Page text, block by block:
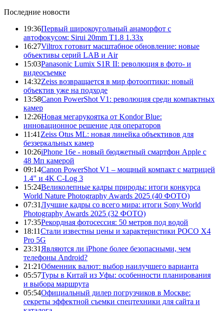
Последние новости
19:36Первый широкоугольный анаморфот с
автофокусом: Sirui 20mm T1.8 1.33x
16:27Viltrox готовит масштабное обновление: новые
объективы серий LAB и Air
15:03Panasonic Lumix S1R II: революция в фото- и
видеосъемке
14:32Zeiss возвращается в мир фотооптики: новый
объектив уже на подходе
13:58Canon PowerShot V1: революция среди компактных
камер
12:26Новая мегарукоятка от Kondor Blue:
инновационное решение для операторов
11:41 Zeiss Otus ML: новая линейка объективов для
беззеркальных камер
10:26iPhone 16e - новый бюджетный смартфон Apple с
48 Мп камерой
09:14Canon PowerShot V1 – мощный компакт с матрицей
1.4" и 4K C-Log 3
15:24Великолепные кадры природы: итоги конкурса
World Nature Photography Awards 2025 (40 ФОТО)
07:31Лучшие кадры со всего мира: итоги Sony World
Photography Awards 2025 (32 ФОТО)
17:35Рекордная фотосессия: 50 метров под водой
18:11Стали известны цены и характеристики POCO X4
Pro 5G
23:31 Являются ли iPhone более безопасными, чем
телефоны Android?
21:21Обменник валют: выбор наилучшего варианта
05:57Туры в Китай из Уфы: особенности планирования
и выбора маршрута
05:54Официальный дилер погрузчиков в Москве:
секреты эффектной съемки спецтехники для сайта и